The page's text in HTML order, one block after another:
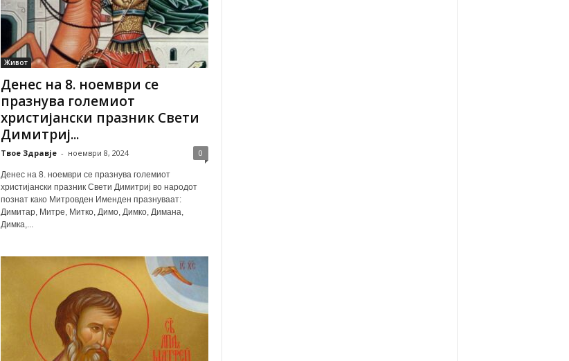
Живот
Денес на 8. ноември се
празнува големиот
христијански празник Свети
Димитриј...
Твое Здравје - ноември 8, 2024 0
Денес на 8. ноември се празнува големиот
христијански празник Свети Димитриј во народот
познат како Митровден Именден празнуваат:
Димитар, Митре, Митко, Димо, Димко, Димана,
Димка,...